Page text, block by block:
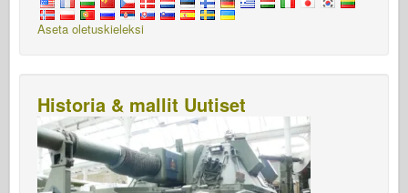
Aseta oletuskieleksi
Historia & mallit Uutiset